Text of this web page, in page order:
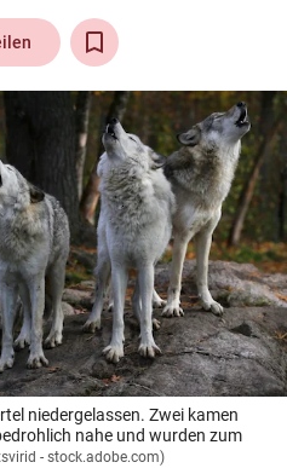
arrow_right
KG 2026
niedergelassen. Zwei kamen
nahe und wurden zum
- stock.adobe.com)